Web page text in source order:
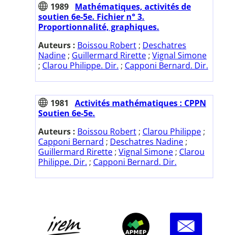
1989 Mathématiques, activités de
soutien 6e-5e. Fichier n° 3.
Proportionnalité, graphiques.
Auteurs : Boissou Robert ; Deschatres
Nadine ; Guillermard Rirette ; Vignal Simone
; Clarou Philippe. Dir. ; Capponi Bernard. Dir.
1981
Activités mathématiques : CPPN
Soutien 6e-5e.
Auteurs : Boissou Robert ; Clarou Philippe ;
Capponi Bernard ; Deschatres Nadine ;
Guillermard Rirette ; Vignal Simone ; Clarou
Philippe. Dir. ; Capponi Bernard. Dir.